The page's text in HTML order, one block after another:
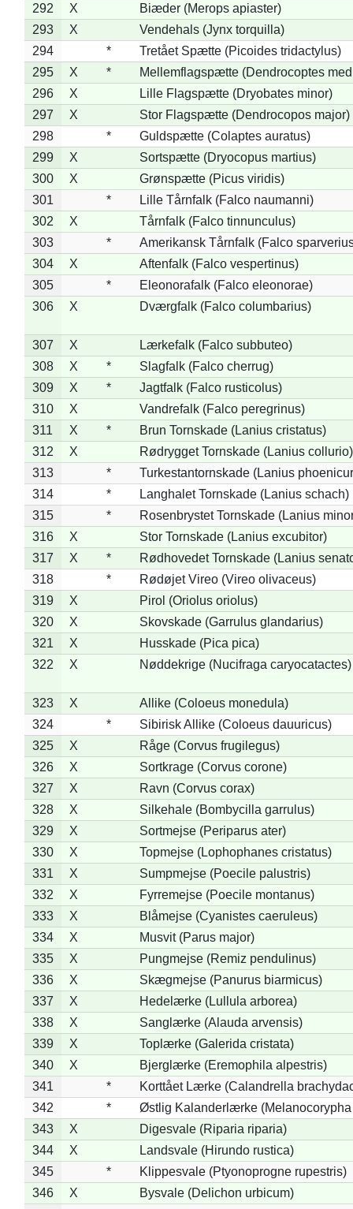
292
X
Biæder (Merops apiaster)
293
X
Vendehals (Jynx torquilla)
294
*
Tretået Spætte (Picoides tridactylus)
295
X *
Mellemflagspætte (Dendrocoptes
296
X
Lille Flagspætte (Dryobates minor)
297
X
Stor Flagspætte (Dendrocopos major)
298
*
Guldspætte (Colaptes auratus)
299
X
Sortspætte (Dryocopus martius)
300
X
Grønspætte (Picus viridis)
301
*
Lille Tårnfalk (Falco naumanni)
302
X
Tårnfalk (Falco tinnunculus)
303
*
Amerikansk Tårnfalk (Falco
304
X
Aftenfalk (Falco vespertinus)
305
*
Eleonorafalk (Falco eleonorae)
306
X Dværgfalk (Falco columbarius)
307 X
Lærkefalk (Falco subbuteo)
308
X *
Slagfalk (Falco cherrug)
309
X *
Jagtfalk (Falco rusticolus)
310
X
Vandrefalk (Falco peregrinus)
311
X *
Brun Tornskade (Lanius cristatus)
312
X
Rødrygget Tornskade (Lanius collurio)
313
*
Turkestantornskade (Lanius
314
*
Langhalet Tornskade (Lanius schach)
315
*
Rosenbrystet Tornskade (Lanius
316
X
Stor Tornskade (Lanius excubitor)
317
X *
Rødhovedet Tornskade (Lanius
318
*
Rødøjet Vireo (Vireo olivaceus)
319
X
Pirol (Oriolus oriolus)
320
X
Skovskade (Garrulus glandarius)
321
X
Husskade (Pica pica)
322
X Nøddekrige (Nucifraga caryocatactes)
323 X
Allike (Coloeus monedula)
324
*
Sibirisk Allike (Coloeus dauuricus)
325
X
Råge (Corvus frugilegus)
326
X
Sortkrage (Corvus corone)
327
X
Ravn (Corvus corax)
328
X
Silkehale (Bombycilla garrulus)
329
X
Sortmejse (Periparus ater)
330
X
Topmejse (Lophophanes cristatus)
331
X
Sumpmejse (Poecile palustris)
332
X
Fyrremejse (Poecile montanus)
333
X
Blåmejse (Cyanistes caeruleus)
334
X
Musvit (Parus major)
335
X
Pungmejse (Remiz pendulinus)
336
X
Skægmejse (Panurus biarmicus)
337
X
Hedelærke (Lullula arborea)
338
X
Sanglærke (Alauda arvensis)
339
X
Toplærke (Galerida cristata)
340
X
Bjerglærke (Eremophila alpestris)
341
*
Korttået Lærke (Calandrella
342
*
Østlig Kalanderlærke (Melanocorypha
343
X
Digesvale (Riparia riparia)
344
X
Landsvale (Hirundo rustica)
345
*
Klippesvale (Ptyonoprogne rupestris)
346
X
Bysvale (Delichon urbicum)